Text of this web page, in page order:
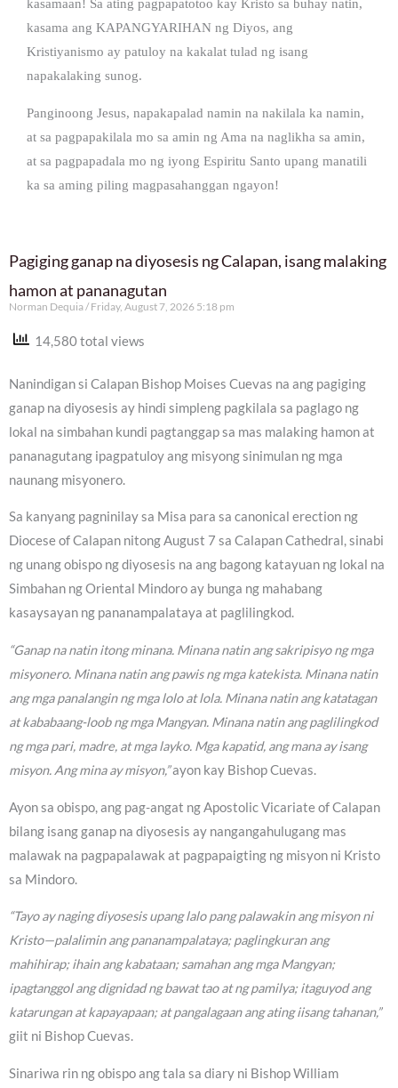
kasamaan! Sa ating pagpapatotoo kay Kristo sa buhay natin,
kasama ang KAPANGYARIHAN ng Diyos, ang
Kristiyanismo ay patuloy na kakalat tulad ng isang
napakalaking sunog.
Panginoong Jesus, napakapalad namin na nakilala ka namin,
at sa pagpapakilala mo sa amin ng Ama na naglikha sa amin,
at sa pagpapadala mo ng iyong Espiritu Santo upang manatili
ka sa aming piling magpasahanggan ngayon!
Pagiging ganap na diyosesis ng Calapan, isang malaking
hamon at pananagutan
Norman Dequia Friday, August 7, 2026 5:18 pm
14,580 total views
Nanindigan si Calapan Bishop Moises Cuevas na ang pagiging
ganap na diyosesis ay hindi simpleng pagkilala sa paglago ng
lokal na simbahan kundi pagtanggap sa mas malaking hamon at
pananagutang ipagpatuloy ang misyong sinimulan ng mga
naunang misyonero.
Sa kanyang pagninilay sa Misa para sa canonical erection ng
Diocese of Calapan nitong August 7 sa Calapan Cathedral, sinabi
ng unang obispo ng diyosesis na ang bagong katayuan ng lokal na
Simbahan ng Oriental Mindoro ay bunga ng mahabang
kasaysayan ng pananampalataya at paglilingkod.
“Ganap na natin itong minana. Minana natin ang sakripisyo ng mga
misyonero. Minana natin ang pawis ng mga katekista. Minana natin
ang mga panalangin ng mga lolo at lola. Minana natin ang katatagan
at kababaang-loob ng mga Mangyan. Minana natin ang paglilingkod
ng mga pari, madre, at mga layko. Mga kapatid, ang mana ay isang
misyon. Ang mina ay misyon,”ayon kay Bishop Cuevas.
Ayon sa obispo, ang pag-angat ng Apostolic Vicariate of Calapan
bilang isang ganap na diyosesis ay nangangahulugang mas
malawak na pagpapalawak at pagpapaigting ng misyon ni Kristo
sa Mindoro.
“Tayo ay naging diyosesis upang lalo pang palawakin ang misyon ni
Kristo—palalimin ang pananampalataya; paglingkuran ang
mahihirap; ihain ang kabataan; samahan ang mga Mangyan;
ipagtanggol ang dignidad ng bawat tao at ng pamilya; itaguyod ang
katarungan at kapayapaan; at pangalagaan ang ating iisang tahanan,”
giit ni Bishop Cuevas.
Sinariwa rin ng obispo ang tala sa diary ni Bishop William